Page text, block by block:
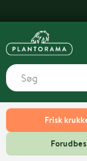
Frisk